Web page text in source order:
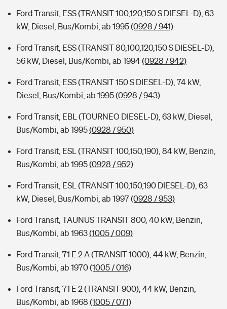
Ford Transit, ESS (TRANSIT 100,120,150 S DIESEL-D), 63
kW, Diesel, Bus/Kombi, ab 1995(0928 / 941)
Ford Transit, ESS (TRANSIT 80,100,120,150 S DIESEL-D),
56 kW, Diesel, Bus/Kombi, ab 1994(0928 / 942)
Ford Transit, ESS (TRANSIT 150 S DIESEL-D), 74 kW,
Diesel, Bus/Kombi, ab 1995(0928 / 943)
Ford Transit, EBL (TOURNEO DIESEL-D), 63 kW, Diesel,
Bus/Kombi, ab 1995(0928 / 950)
Ford Transit, ESL (TRANSIT 100,150,190), 84 kW, Benzin,
Bus/Kombi, ab 1995(0928 / 952)
Ford Transit, ESL (TRANSIT 100,150,190 DIESEL-D), 63
kW, Diesel, Bus/Kombi, ab 1997(0928 / 953)
Ford Transit, TAUNUS TRANSIT 800, 40 kW, Benzin,
Bus/Kombi, ab 1963(1005 / 009)
Ford Transit, 71 E 2 A (TRANSIT 1000), 44 kW, Benzin,
Bus/Kombi, ab 1970(1005 / 016)
Ford Transit, 71 E 2 (TRANSIT 900), 44 kW, Benzin,
Bus/Kombi, ab 1968 (1005 / 071)